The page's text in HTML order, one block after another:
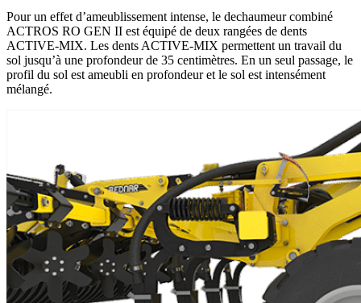
Pour un effet d’ameublissement intense, le dechaumeur combiné
ACTROS RO GEN II est équipé de deux rangées de dents
ACTIVE-MIX. Les dents ACTIVE-MIX permettent un travail du
sol jusqu’à une profondeur de 35 centimètres. En un seul passage, le
profil du sol est ameubli en profondeur et le sol est intensément
mélangé.